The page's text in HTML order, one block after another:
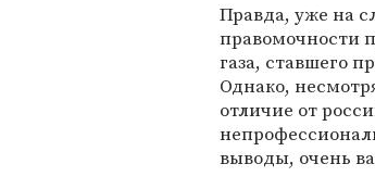
Правда, уже на
правомочности
газа, ставшего
Однако,
отличие от
выводы, очень